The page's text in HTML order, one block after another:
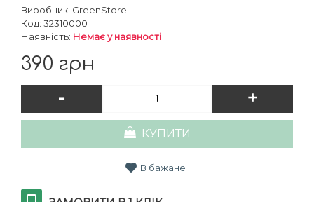
Виробник: GreenStore
Код: 32310000
Наявність: Немає у наявності
390 грн
-
+
КУПИТИ
В бажане